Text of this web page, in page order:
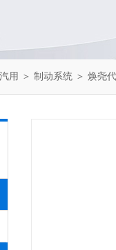
用 ＞ 制动系统 ＞ 焕尧